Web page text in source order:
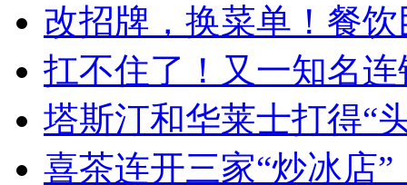
改招牌，换菜单！餐
扛不住了！又一知名
塔斯汀和华莱士打得“
喜茶连开三家“炒冰店